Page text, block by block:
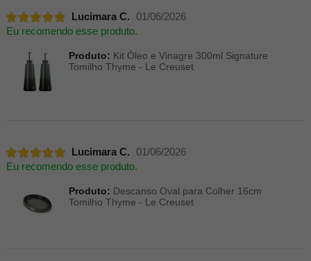
Lucimara C.
01/06/2026
Eu recomendo esse produto.
Produto: Kit Óleo e Vinagre 300ml Signature
Tomilho Thyme - Le Creuset
Lucimara C.
01/06/2026
Eu recomendo esse produto.
Produto: Descanso Oval para Colher 16cm
Tomilho Thyme - Le Creuset